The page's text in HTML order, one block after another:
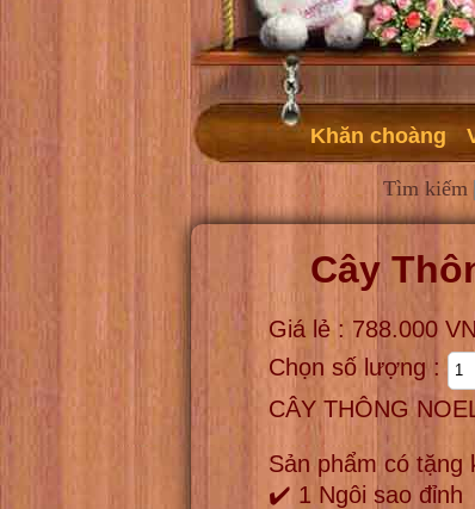
Khăn choàng
Tìm kiếm
Cây
Giá lẻ : 788.000
Chọn số lượng :
CÂY THÔNG
Sản phẩm có tặng
✔️ 1 Ngôi sao đỉnh